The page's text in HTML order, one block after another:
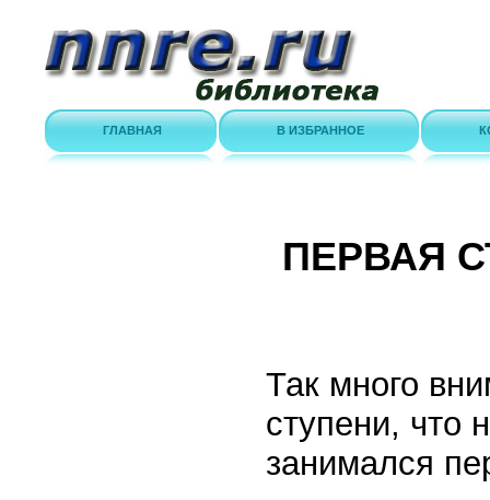
ГЛАВНАЯ В ИЗБРАННОЕ
ПЕРВАЯ
Так много
ступени, что
занимался